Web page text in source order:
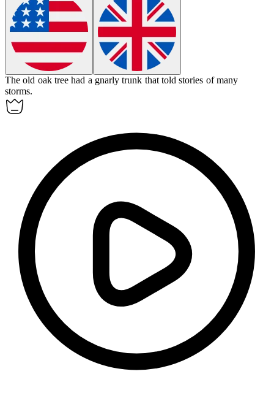
The old oak tree had a gnarly trunk that told stories of many
storms.